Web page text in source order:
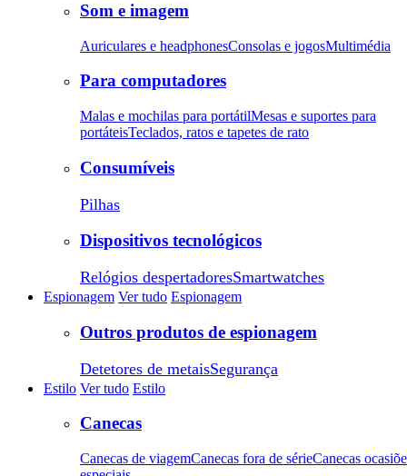
Som e imagem
Auriculares e headphonesConsolas e jogosMultimédia
Para computadores
Malas e mochilas para portátilMesas e suportes para
portáteisTeclados, ratos e tapetes de rato
Consumíveis
Pilhas
Dispositivos tecnológicos
Relógios despertadoresSmartwatches
Espionagem Ver tudo Espionagem
Outros produtos de espionagem
Detetores de metaisSegurança
Estilo Ver tudo Estilo
Canecas
Canecas de viagemCanecas fora de sérieCanecas